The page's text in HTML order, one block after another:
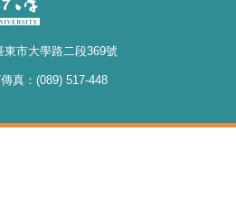
東市大學路二段369號
真：(089) 517-448